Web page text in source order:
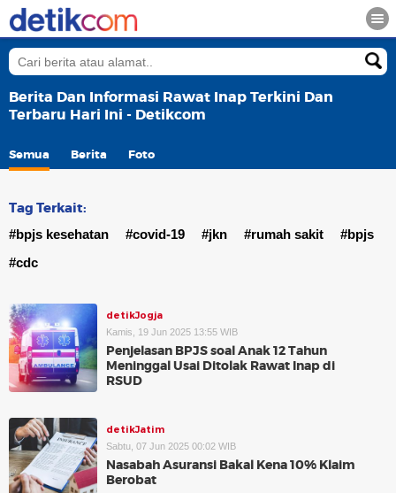
Berita Dan Informasi Rawat Inap Terkini Dan
Terbaru Hari Ini - Detikcom
Semua Berita Foto
Tag Terkait:
#bpjs kesehatan #covid-19 #jkn #rumah sakit
#bpjs
#cdc
detikJogja
Kamis, 19 Jun 2025 13:55 WIB
Penjelasan BPJS soal Anak 12 Tahun
Meninggal Usai Ditolak Rawat Inap di
RSUD
detikJatim
Sabtu, 07 Jun 2025 00:02 WIB
Nasabah Asuransi Bakal Kena 10% Klaim
Berobat